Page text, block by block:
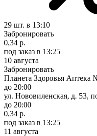
29 шт. в 13:10
Забронировать
0,34 р.
под заказ в 13:25
10 августа
Забронировать
Планета Здоровья Аптека
до 20:00
ул. Нововиленская, д. 53,
до 20:00
0,34 р.
под заказ в 13:25
11 августа